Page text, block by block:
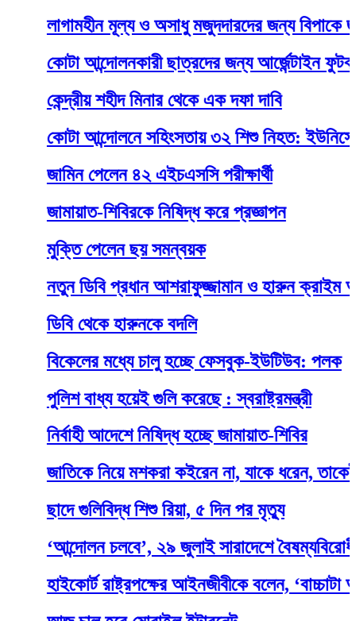
লাগামহীন মূল্য ও অসাধু মজুদদারদের জন্য বিপাকে
কোটা আন্দোলনকারী ছাত্রদের জন্য আর্জেন্টাইন ফুটবলারের
কেন্দ্রীয় শহীদ মিনার থেকে এক দফা দাবি
কোটা আন্দোলনে সহিংসতায় ৩২ শিশু নিহত: ইউনিসেফ
জামিন পেলেন ৪২ এইচএসসি পরীক্ষার্থী
জামায়াত-শিবিরকে নিষিদ্ধ করে প্রজ্ঞাপন
মুক্তি পেলেন ছয় সমন্বয়ক
নতুন ডিবি প্রধান আশরাফুজ্জামান ও হারুন ক্রাইম অ্যান্ড
ডিবি থেকে হারুনকে বদলি
বিকেলের মধ্যে চালু হচ্ছে ফেসবুক-ইউটিউব: পলক
পুলিশ বাধ্য হয়েই গুলি করেছে : স্বরাষ্ট্রমন্ত্রী
নির্বাহী আদেশে নিষিদ্ধ হচ্ছে জামায়াত-শিবির
জাতিকে নিয়ে মশকরা কইরেন না, যাকে ধরেন, তাকেই
ছাদে গুলিবিদ্ধ শিশু রিয়া, ৫ দিন পর মৃত্যু
‘আন্দোলন চলবে’, ২৯ জুলাই সারাদেশে বৈষম্যবিরোধী
হাইকোর্ট রাষ্ট্রপক্ষের আইনজীবীকে বলেন, ‘বাচ্চাটা